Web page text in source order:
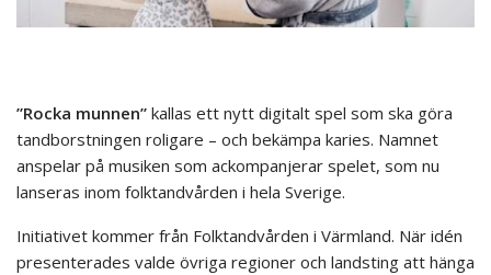
”Rocka munnen” kallas ett nytt digitalt spel som ska göra
tandborstningen roligare – och bekämpa karies. Namnet
anspelar på musiken som ackompanjerar spelet, som nu
lanseras inom folktandvården i hela Sverige.
Initiativet kommer från Folktandvården i Värmland. När idén
presenterades valde övriga regioner och landsting att hänga